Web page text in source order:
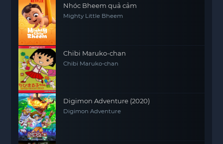
Nhóc Bheem quả cảm
Mighty Little Bheem
Chibi Maruko-chan
Chibi Maruko-chan
Digimon Adventure (2020)
Digimon Adventure